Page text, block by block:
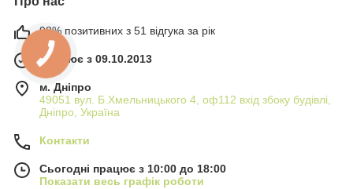
98% позитивних з 51 відгука за рік
Працює з 09.10.2013
м. Дніпро
49051 вул. Б.Хмельницького 4, оф112 вхід збоку будівлі,
Дніпро, Україна
Контакти
Сьогодні працює з 10:00 до 18:00
Показати весь графік роботи